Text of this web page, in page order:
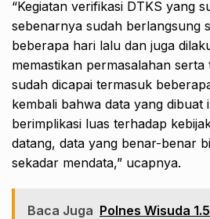
“Kegiatan verifikasi DTKS yang
sebenarnya sudah berlangsung
beberapa hari lalu dan juga
memastikan permasalahan
sudah dicapai termasuk
kembali bahwa data yang dibuat
berimplikasi luas terhadap
datang, data yang benar-benar
sekadar mendata,” ucapnya.
Baca Juga Polnes Wisuda